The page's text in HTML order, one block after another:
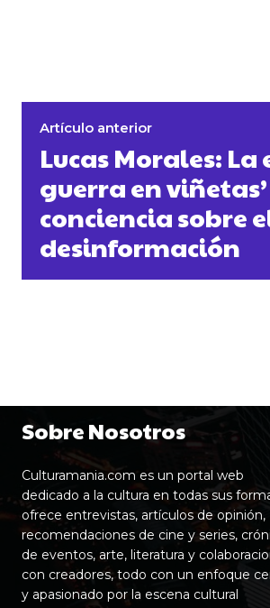
Artículo anterior
Lucas Morales:
guerra en
conciencia sobre
desinformación
Sobre Nosotros
Culturamania.com es un portal web
dedicado a la cultura en todas sus
ofrece entrevistas, artículos de opinión,
recomendaciones de cine y series,
de eventos, arte, literatura y
con creadores, todo con un enfoque
y apasionado por la escena cultural